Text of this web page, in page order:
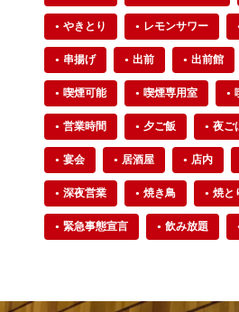
やきとり レモンサワー
串揚げ 出前 出前館
喫煙可能 喫煙専用室
営業時間 夕ご飯 夜ご
宴会 居酒屋 店内
深夜営業 焼き鳥 焼と
緊急事態宣言 飲み放題